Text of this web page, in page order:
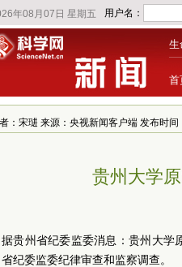
生
首
：宋琎 来源：央视新闻客户端 发布时间
贵州大学
据贵州省纪委监委消息：贵州大学
省纪委监委纪律审查和监察调查。